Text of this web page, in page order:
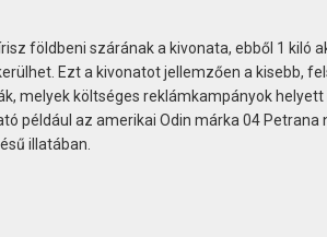
földbeni szárának a kivonata, ebből 1 kiló
Ezt a kivonatot jellemzően a kisebb,
melyek költséges reklámkampányok
például az amerikai Odin márka 04 Petrana
illatában.